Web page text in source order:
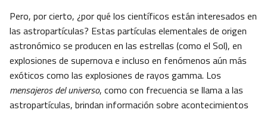
Pero, por cierto, ¿por qué los científicos están interesados en
las astropartículas? Estas partículas elementales de origen
astronómico se producen en las estrellas (como el Sol), en
explosiones de supernova e incluso en fenómenos aún más
exóticos como las explosiones de rayos gamma. Los
mensajeros del universo, como con frecuencia se llama a las
astropartículas, brindan información sobre acontecimientos